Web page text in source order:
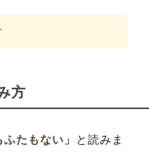
方
ふたもない」
と読みま